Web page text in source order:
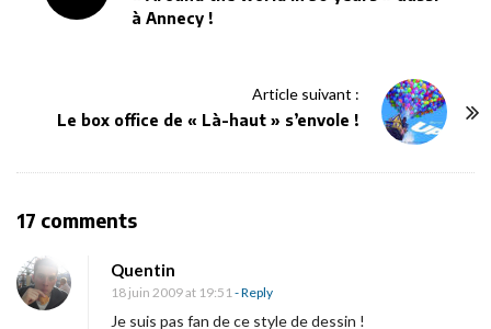
à Annecy !
Article suivant :
Le box office de « Là-haut » s’envole !
17 commentsO
D
Quentin
18 juin 2009 at 19:51- Reply
Je suis pas fan de ce style de dessin !